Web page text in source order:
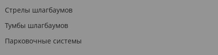
Стрелы шлагбаумов
Тумбы шлагбаумов
Парковочные системы